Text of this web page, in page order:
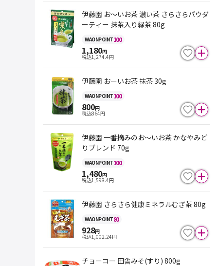
伊藤園 お～いお茶 濃い茶 さらさらパウダ
ーティー 抹茶入り緑茶 80g
WAONPOINT100
1,180円
税込1,274.4円
伊藤園 おーいお茶 抹茶 30g
WAONPOINT100
800円
税込864円
伊藤園 一番摘みのお～いお茶 かなやみど
りブレンド 70g
WAONPOINT100
1,480円
税込1,598.4円
伊藤園 さらさら健康ミネラルむぎ茶 80g
WAONPOINT80
928円
税込1,002.24円
チョーコー 田舎みそ(すり) 800g